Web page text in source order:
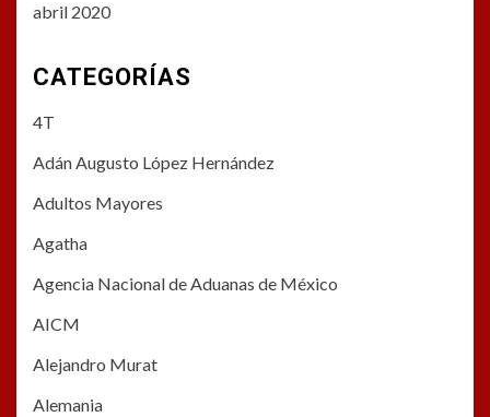
abril 2020
CATEGORÍAS
4T
Adán Augusto López Hernández
Adultos Mayores
Agatha
Agencia Nacional de Aduanas de México
AICM
Alejandro Murat
Alemania